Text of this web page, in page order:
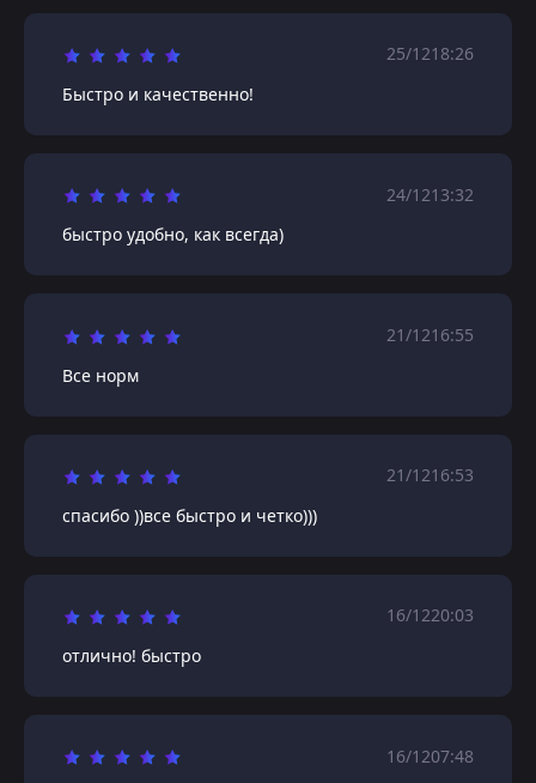
25/1218:26
Быстро и качественно!
24/1213:32
быстро удобно, как всегда)
21/1216:55
Все норм
21/1216:53
спасибо ))все быстро и четко)))
16/1220:03
отлично! быстро
16/1207:48